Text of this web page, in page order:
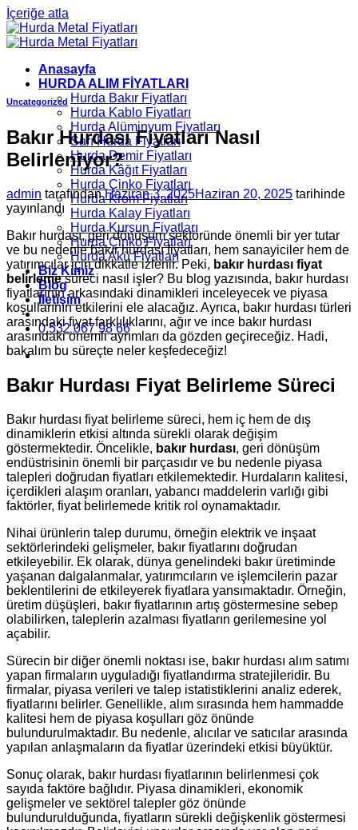
İçeriğe atla
Anasayfa
HURDA ALIM FİYATLARI
Hurda Bakır Fiyatları
Hurda Kablo Fiyatları
Hurda Alüminyum Fiyatları
Sarı Hurda Fiyatları
Hurda Demir Fiyatları
Hurda Kâğıt Fiyatları
Hurda Çinko Fiyatları
Hurda Krom Fiyatları
Hurda Kalay Fiyatları
Hurda Kurşun Fiyatları
Hurda Çinko Fiyatları
Hurda Akü Fiyatları
Biz Kimiz
Blog
İletişim
0 532 067 98 66
Uncategorized
Bakır Hurdası Fiyatları Nasıl
Belirleniyor?
admin tarafından Haziran 3, 2025Haziran 20, 2025 tarihinde
yayınlandı
Bakır hurdası, geri dönüşüm sektöründe önemli bir yer tutar
ve bu nedenle bakır hurdası fiyatları, hem sanayiciler hem de
yatırımcılar için dikkatle izlenir. Peki, bakır hurdası fiyat
belirlemesüreci nasıl işler? Bu blog yazısında, bakır hurdası
fiyatlarının arkasındaki dinamikleri inceleyecek ve piyasa
koşullarının etkilerini ele alacağız. Ayrıca, bakır hurdası türleri
arasındaki fiyat farklılıklarını, ağır ve ince bakır hurdası
arasındaki önemli ayrımları da gözden geçireceğiz. Hadi,
bakalım bu süreçte neler keşfedeceğiz!
Bakır Hurdası Fiyat Belirleme Süreci
Bakır hurdası fiyat belirleme süreci, hem iç hem de dış
dinamiklerin etkisi altında sürekli olarak değişim
göstermektedir. Öncelikle, bakır hurdası, geri dönüşüm
endüstrisinin önemli bir parçasıdır ve bu nedenle piyasa
talepleri doğrudan fiyatları etkilemektedir. Hurdaların kalitesi,
içerdikleri alaşım oranları, yabancı maddelerin varlığı gibi
faktörler, fiyat belirlemede kritik rol oynamaktadır.
Nihai ürünlerin talep durumu, örneğin elektrik ve inşaat
sektörlerindeki gelişmeler, bakır fiyatlarını doğrudan
etkileyebilir. Ek olarak, dünya genelindeki bakır üretiminde
yaşanan dalgalanmalar, yatırımcıların ve işlemcilerin pazar
beklentilerini de etkileyerek fiyatlara yansımaktadır. Örneğin,
üretim düşüşleri, bakır fiyatlarının artış göstermesine sebep
olabilirken, taleplerin azalması fiyatların gerilemesine yol
açabilir.
Sürecin bir diğer önemli noktası ise, bakır hurdası alım satımı
yapan firmaların uyguladığı fiyatlandırma stratejileridir. Bu
firmalar, piyasa verileri ve talep istatistiklerini analiz ederek,
fiyatlarını belirler. Genellikle, alım sırasında hem hammadde
kalitesi hem de piyasa koşulları göz önünde
bulundurulmaktadır. Bu nedenle, alıcılar ve satıcılar arasında
yapılan anlaşmaların da fiyatlar üzerindeki etkisi büyüktür.
Sonuç olarak, bakır hurdası fiyatlarının belirlenmesi çok
sayıda faktöre bağlıdır. Piyasa dinamikleri, ekonomik
gelişmeler ve sektörel talepler göz önünde
bulundurulduğunda, fiyatların sürekli değişkenlik göstermesi